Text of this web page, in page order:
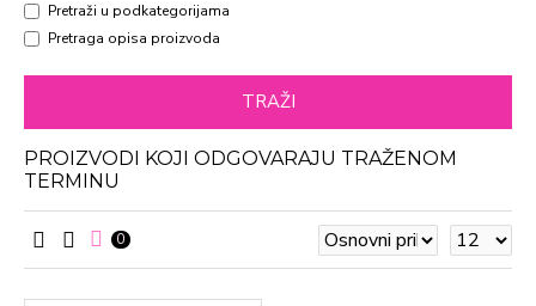
Pretraži u podkategorijama
Pretraga opisa proizvoda
TRAŽI
PROIZVODI KOJI ODGOVARAJU TRAŽENOM
TERMINU
0